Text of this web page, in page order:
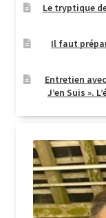
Le tryptique
Il faut
Entretien
J’en Suis ».